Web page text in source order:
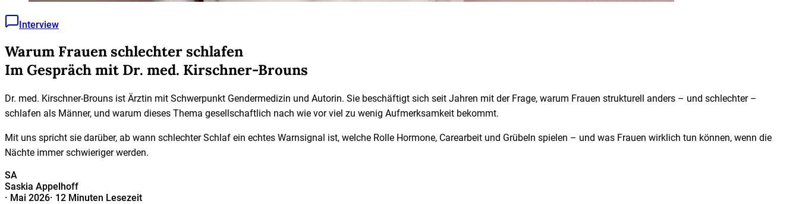
Interview
Warum Frauen schlechter schlafen
Im Gespräch mit Dr. med. Kirschner-Brouns
Dr. med. Kirschner-Brouns ist Ärztin mit Schwerpunkt Gendermedizin und Autorin. Sie beschäftigt sich seit Jahren mit der Frage, warum Frauen strukturell anders – und schlechter –
schlafen als Männer, und warum dieses Thema gesellschaftlich nach wie vor viel zu wenig Aufmerksamkeit bekommt.
Mit uns spricht sie darüber, ab wann schlechter Schlaf ein echtes Warnsignal ist, welche Rolle Hormone, Carearbeit und Grübeln spielen – und was Frauen wirklich tun können, wenn die
Nächte immer schwieriger werden.
SA
Saskia Appelhoff
· Mai 2026· 12 Minuten Lesezeit